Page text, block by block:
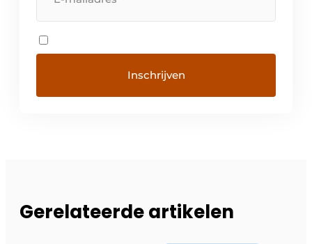
Gerelateerde artikelen